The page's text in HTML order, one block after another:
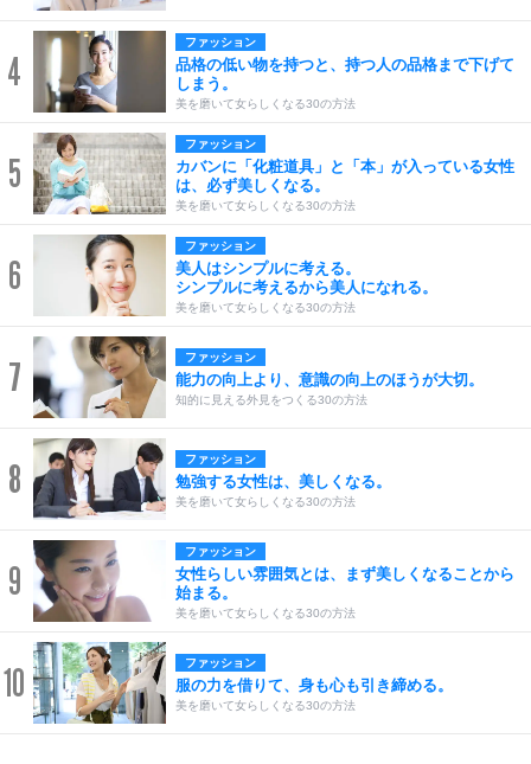
4
ファッション
品格の低い物を持つと、持つ人の品格まで下げて
しまう。
美を磨いて女らしくなる30の方法
5
ファッション
カバンに「化粧道具」と「本」が入っている女性
は、必ず美しくなる。
美を磨いて女らしくなる30の方法
6
ファッション
美人はシンプルに考える。
シンプルに考えるから美人になれる。
美を磨いて女らしくなる30の方法
7 ファッション
能力の向上より、意識の向上のほうが大切。
知的に見える外見をつくる30の方法
8 ファッション
勉強する女性は、美しくなる。
美を磨いて女らしくなる30の方法
9
ファッション
女性らしい雰囲気とは、まず美しくなることから
始まる。
美を磨いて女らしくなる30の方法
10 ファッション
服の力を借りて、身も心も引き締める。
美を磨いて女らしくなる30の方法